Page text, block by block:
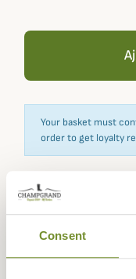
Consent
Your basket must
order to get loyalty
Expédié dans
la journée
90 jours